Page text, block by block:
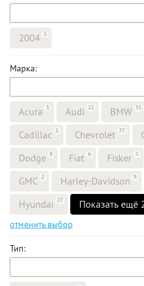
2004 1
Марка:
отменить выбор
Acura 3 Audi 22 BMW 55
Cadillac 1 Chevrolet 77
Dodge 8 Fiat 6 Fisker 1
GMC 2 Harley-Davidson 9
Hyundai 27 Показать ещё
Тип: